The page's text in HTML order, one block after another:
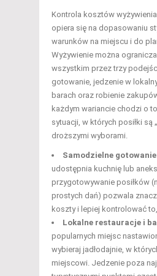
Kontrola kosztów
opiera się na dopasowaniu
warunków na miejscu i do
Wyżywienie można
wszystkim przez trzy
gotowanie, jedzenie w
barach oraz robienie
każdym wariancie chodzi o
sytuacji, w których posiłki są
droższymi wyborami.
Samodzielne
udostępnia kuchnię lub
przygotowywanie posiłków
prostych dań) pozwala
koszty i lepiej kontrolować
Lokalne restauracje i
popularnych miejsc
wybieraj jadłodajnie, w
miejscowi. Jedzenie poza